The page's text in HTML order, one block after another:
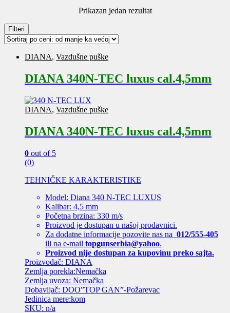
Prikazan jedan rezultat
Filteri
DIANA, Vazdušne puške
DIANA 340N-TEC luxus cal.4,5mm
DIANA, Vazdušne puške
DIANA 340N-TEC luxus cal.4,5mm
0 out of 5
(0)
TEHNIČKE KARAKTERISTIKE
Model: Diana 340 N-TEC LUXUS
Kalibar: 4,5 mm
Početna brzina: 330 m/s
Proizvod je dostupan u našoj prodavnici.
Za dodatne informacije pozovite nas na 012/555-405
ili na e-mail topgunserbia@yahoo.
Proizvod nije dostupan za kupovinu preko sajta.
Proizvođač: DIANA
Zemlja porekla:Nemačka
Zemlja uvoza: Nemačka
Dobavljač: DOO”TOP GAN”-Požarevac
Jedinica mere:kom
SKU: n/a